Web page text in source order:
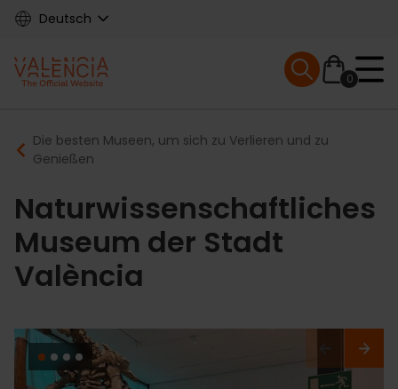
Skip
content
Deutsch
Main
navigation
0
Mobile menu
Breadcrumb
Die besten Museen, um sich zu Verlieren und zu
Genießen
Naturwissenschaftliches
Museum der Stadt
València